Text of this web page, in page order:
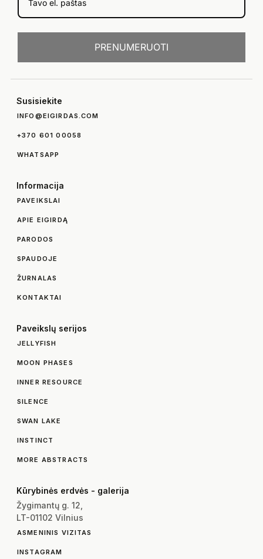
PRENUMERUOTI
Susisiekite
INFO@EIGIRDAS.COM
+370 601 00058
WHATSAPP
Informacija
PAVEIKSLAI
APIE EIGIRDĄ
PARODOS
SPAUDOJE
ŽURNALAS
KONTAKTAI
Paveikslų serijos
JELLYFISH
MOON PHASES
INNER RESOURCE
SILENCE
SWAN LAKE
INSTINCT
MORE ABSTRACTS
Kūrybinės erdvės - galerija
Žygimantų g. 12,
LT-01102 Vilnius
ASMENINIS VIZITAS
INSTAGRAM